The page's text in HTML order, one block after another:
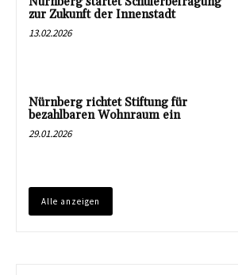
zur Zukunft der Innenstadt
13.02.2026
Nürnberg richtet Stiftung für
bezahlbaren Wohnraum ein
29.01.2026
Alle anzeigen